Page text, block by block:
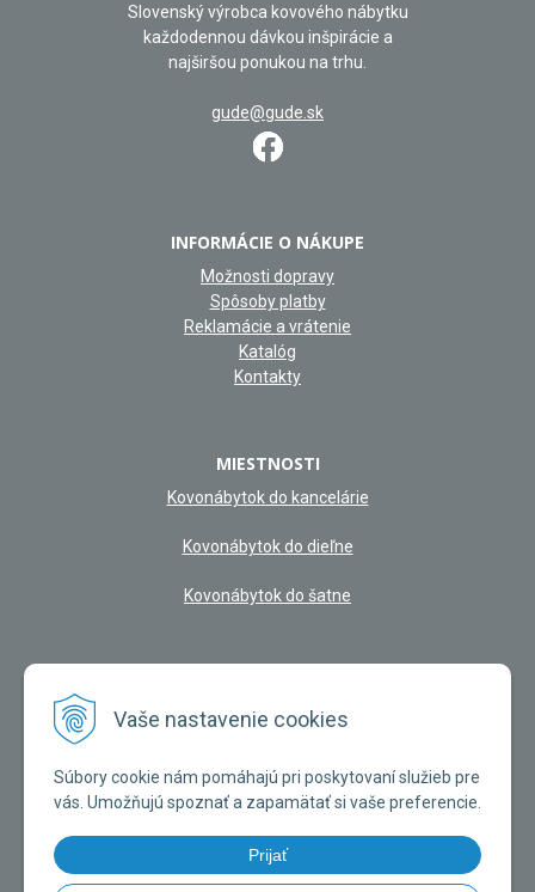
Vaše nastavenie cookies
Súbory cookie nám pomáhajú pri poskytovaní služieb pre
vás. Umožňujú spoznať a zapamätať si vaše preferencie.
Prijať
Slovenský výrobca kovového nábytku
každodennou dávkou inšpirácie a
najširšou ponukou na trhu.
gude@gude.sk
INFORMÁCIE O NÁKUPE
Možnosti dopravy
Spôsoby platby
Reklamácie a vrátenie
Katalóg
Kontakty
MIESTNOSTI
Kovonábytok do kancelárie
Kovonábytok do dieľne
Kovonábytok do šatne